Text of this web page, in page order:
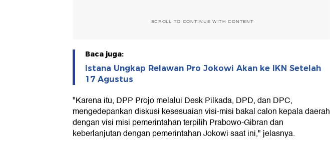
SCROLL TO CONTINUE WITH CONTENT
Baca juga:
Istana Ungkap Relawan Pro Jokowi Akan ke IKN Setelah
17 Agustus
"Karena itu, DPP Projo melalui Desk Pilkada, DPD, dan DPC,
mengedepankan diskusi kesesuaian visi-misi bakal calon kepala daerah
dengan visi misi pemerintahan terpilih Prabowo-Gibran dan
keberlanjutan dengan pemerintahan Jokowi saat ini," jelasnya.